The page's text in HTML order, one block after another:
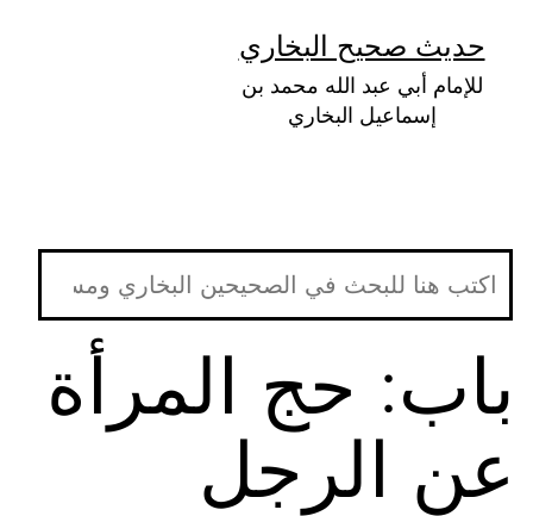
المحتوى
حديث صحيح البخاري
للإمام أبي عبد الله محمد بن
إسماعيل البخاري
باب: حج المرأة
عن الرجل